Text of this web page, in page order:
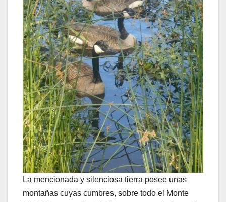
La mencionada y silenciosa tierra posee unas
montañas cuyas cumbres, sobre todo el Monte